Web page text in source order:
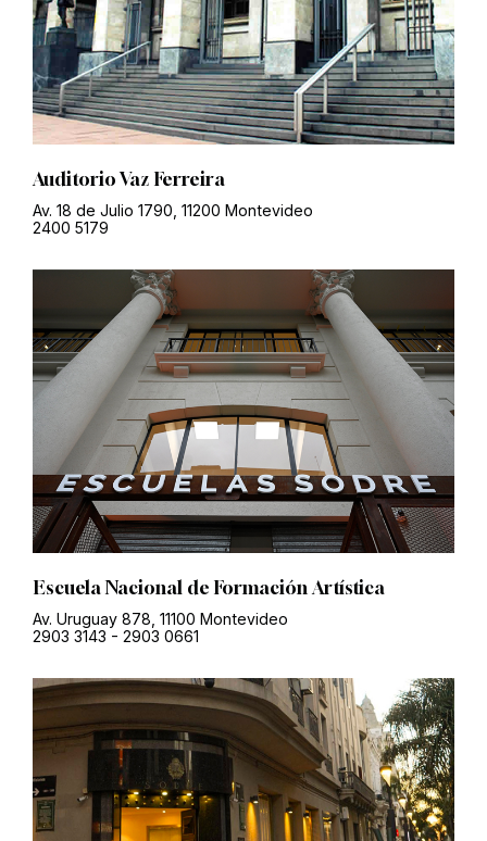
Auditorio Vaz Ferreira
Av. 18 de Julio 1790, 11200 Montevideo
2400 5179
Escuela Nacional de Formación Artística
Av. Uruguay 878, 11100 Montevideo
2903 3143 - 2903 0661